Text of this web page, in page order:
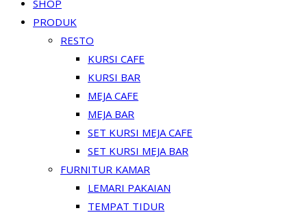
SHOP
PRODUK
RESTO
KURSI CAFE
KURSI BAR
MEJA CAFE
MEJA BAR
SET KURSI MEJA CAFE
SET KURSI MEJA BAR
FURNITUR KAMAR
LEMARI PAKAIAN
TEMPAT TIDUR